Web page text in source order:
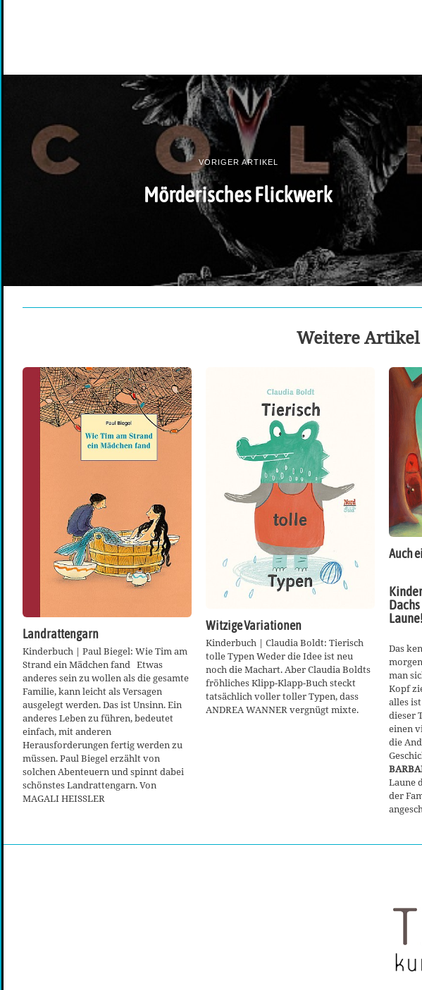
VORIGER ARTIKEL
Mörderisches Flickwerk
Weitere
Landrattengarn
Kinderbuch | Paul Biegel: Wie Tim am
Strand ein Mädchen fand Etwas
anderes sein zu wollen als die gesamte
Familie, kann leicht als Versagen
ausgelegt werden. Das ist Unsinn. Ein
anderes Leben zu führen, bedeutet
einfach, mit anderen
Herausforderungen fertig werden zu
müssen. Paul Biegel erzählt von
solchen Abenteuern und spinnt dabei
schönstes Landrattengarn. Von
MAGALI HEISSLER
Witzige Variationen
Kinderbuch | Claudia Boldt: Tierisch
tolle Typen Weder die Idee ist neu
noch die Machart. Aber Claudia Boldts
fröhliches Klipp-Klapp-Buch steckt
tatsächlich voller toller Typen, dass
ANDREA WANNER vergnügt mixte.
Auch
Das
man
Kopf
alles
dieser
einen
die
Laune
der